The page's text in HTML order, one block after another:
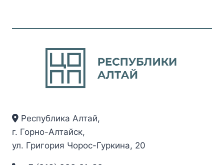
Республика Алтай,
г. Горно-Алтайск,
ул. Григория Чорос-Гуркина, 20